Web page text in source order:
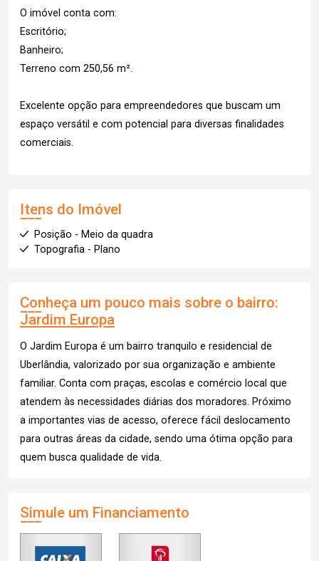
O imóvel conta com:
Escritório;
Banheiro;
Terreno com 250,56 m².
Excelente opção para empreendedores que buscam um
espaço versátil e com potencial para diversas finalidades
comerciais.
Itens do Imóvel
Posição - Meio da quadra
Topografia - Plano
Conheça um pouco mais sobre o bairro:
Jardim Europa
O Jardim Europa é um bairro tranquilo e residencial de
Uberlândia, valorizado por sua organização e ambiente
familiar. Conta com praças, escolas e comércio local que
atendem às necessidades diárias dos moradores. Próximo
a importantes vias de acesso, oferece fácil deslocamento
para outras áreas da cidade, sendo uma ótima opção para
quem busca qualidade de vida.
Simule um Financiamento